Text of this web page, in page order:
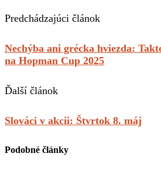
Predchádzajúci článok
Nechýba ani grécka hviezda:
na Hopman Cup 2025
Ďalší článok
Slováci v akcii: Štvrtok 8. máj
Podobné články